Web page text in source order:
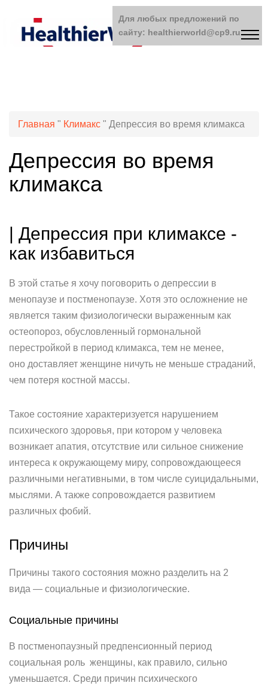
Главная " Климакс " Депрессия во время климакса
Депрессия во время
климакса
| Депрессия при климаксе -
как избавиться
В этой статье я хочу поговорить о депрессии в
менопаузе и постменопаузе. Хотя это осложнение не
является таким физиологически выраженным как
остеопороз, обусловленный гормональной
перестройкой в период климакса, тем не менее,
оно доставляет женщине ничуть не меньше страданий,
чем потеря костной массы.
Такое состояние характеризуется нарушением
психического здоровья, при котором у человека
возникает апатия, отсутствие или сильное снижение
интереса к окружающему миру, сопровождающееся
различными негативными, в том числе суицидальными,
мыслями. А также сопровождается развитием
различных фобий.
Причины
Причины такого состояния можно разделить на 2
вида — социальные и физиологические.
Социальные причины
В постменопаузный предпенсионный период
социальная роль женщины, как правило, сильно
уменьшается. Среди причин психического
Для любых предложений по
сайту: healthierworld@cp9.ru